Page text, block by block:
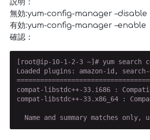
説明：
無効:yum-config-manager –disable
有効:yum-config-manager –enable
確認：
[root@ip-10-1-2-3 ~]# yum search
Loaded plugins: amazon-id,
compat-libstdc++-33.i686 :
compat-libstdc++-33.x86_64 :
Name and summary matches only,